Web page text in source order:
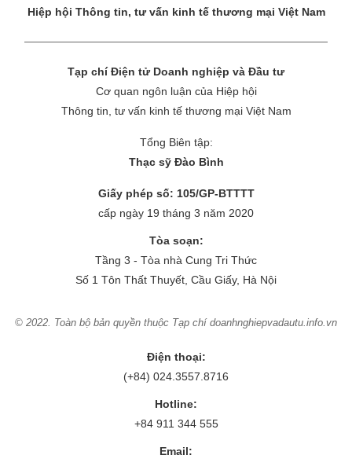
Hiệp hội Thông tin, tư vấn kinh tế thương mại Việt Nam
Tạp chí Điện tử Doanh nghiệp và Đầu tư
Cơ quan ngôn luận của Hiệp hội
Thông tin, tư vấn kinh tế thương mại Việt Nam
Tổng Biên tập:
Thạc sỹ Đào Bình
Giấy phép số: 105/GP-BTTTT
cấp ngày 19 tháng 3 năm 2020
Tòa soạn:
Tầng 3 - Tòa nhà Cung Tri Thức
Số 1 Tôn Thất Thuyết, Cầu Giấy, Hà Nội
© 2022. Toàn bộ bản quyền thuộc Tạp chí doanhnghiepvadautu.info.vn
Điện thoại:
(+84) 024.3557.8716
Hotline:
+84 911 344 555
Email: